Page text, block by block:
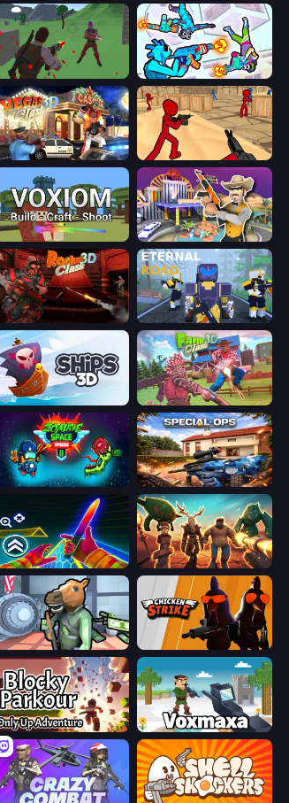
Battle Royale Survival Gravity Arena Shooter
Vegas Clash 3D Stickman Counter Terror Strike
Voxiom.io Casino Robbery
Rocket Clash 3D Eternal Road
Ships 3D Farm Clash 3D
Zombie Space Episode 2 Special Ops: GO
Surf GO Parkour Horde Crusher
Bank Robbery Chicken Strike
Blocky Parkour: Only Up Adventure Voxmaxa